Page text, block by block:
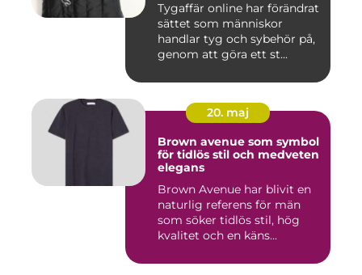
Tygaffär online har förändrat
sättet som människor
handlar tyg och sybehör på,
genom att göra ett st...
20. maj
Brown avenue som symbol
för tidlös stil och medveten
elegans
Brown Avenue har blivit en
naturlig referens för män
som söker tidlös stil, hög
kvalitet och en käns...